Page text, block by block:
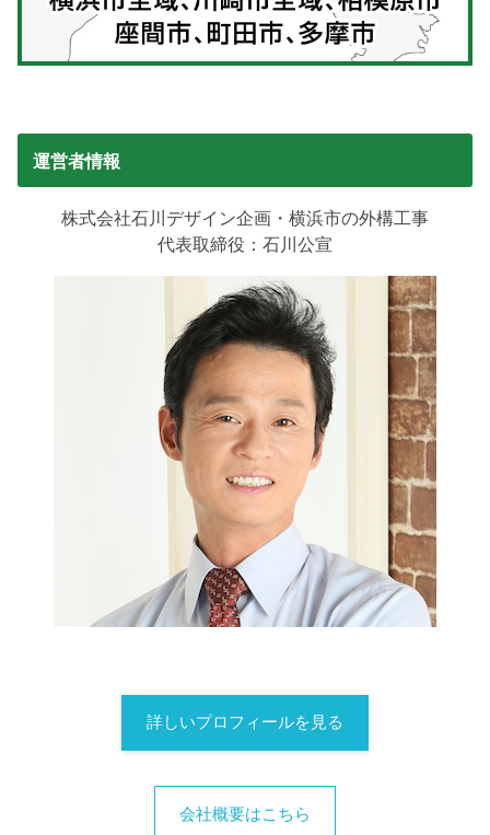
運営者情報
株式会社石川デザイン企画・横浜市の外構工事
代表取締役：石川公宣
詳しいプロフィールを見る
会社概要はこちら